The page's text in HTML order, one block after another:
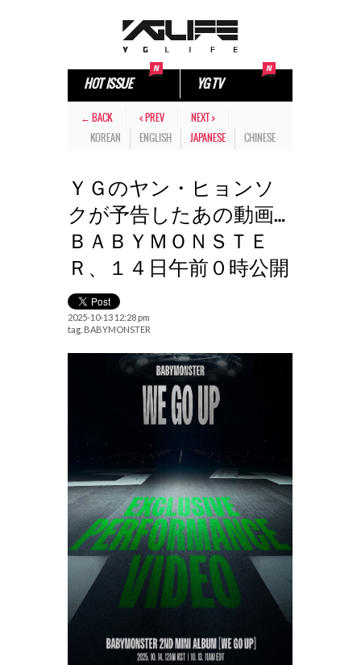
HOT ISSUE YG TV
← BACK < PREV
NEXT >
KOREAN
ENGLISH JAPANESE CHINESE
ＹＧのヤン・ヒョンソ
クが予告したあの動画…
ＢＡＢＹＭＯＮＳＴＥ
Ｒ、１４日午前０時公開
2025-10-13 12:28 pm
tag. BABYMONSTER